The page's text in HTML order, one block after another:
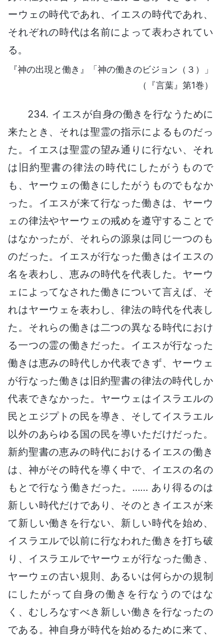
ーウェの時代であれ、イエスの時代であれ、
それぞれの時代は名前によって表わされてい
る。
『神の出現と働き』「神の働きのビジョン（３）」
（『言葉』第1巻）
234. イエスが自身の働きを行なうために
来たとき、それは聖霊の指示によるものだっ
た。イエスは聖霊の望み通りに行ない、それ
は旧約聖書の律法の時代にしたがうもので
も、ヤーウェの働きにしたがうものでもなか
った。イエスが来て行なった働きは、ヤーウ
ェの律法やヤーウェの戒めを遵守することで
はなかったが、それらの源泉は同じ一つのも
のだった。イエスが行なった働きはイエスの
名を表わし、恵みの時代を代表した。ヤーウ
ェによってなされた働きについて言えば、そ
れはヤーウェを表わし、律法の時代を代表し
た。それらの働きは二つの異なる時代におけ
る一つの霊の働きだった。イエスが行なった
働きは恵みの時代しか代表できず、ヤーウェ
が行なった働きは旧約聖書の律法の時代しか
代表できなかった。ヤーウェはイスラエルの
民とエジプトの民を導き、そしてイスラエル
以外のあらゆる国の民を導いただけだった。
新約聖書の恵みの時代におけるイエスの働き
は、神がその時代を導く中で、イエスの名の
もとで行なう働きだった。…… あり得るのは
新しい時代だけであり、そのときイエスが来
て新しい働きを行ない、新しい時代を始め、
イスラエルで以前に行なわれた働きを打ち破
り、イスラエルでヤーウェが行なった働き、
ヤーウェの古い規則、あるいは何らかの規制
にしたがって自身の働きを行なうのではな
く、むしろなすべき新しい働きを行なったの
である。神自身が時代を始めるために来て、